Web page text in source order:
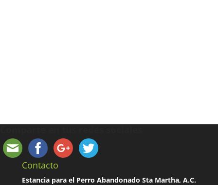
Contacto
Estancia para el Perro Abandonado Sta Martha, A.C.